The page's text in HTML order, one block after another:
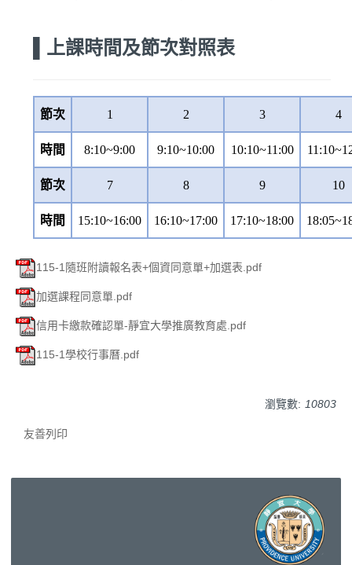
上課時間及節次對照表
節次 1 2 3 4
時間 8:10~9:00 9:10~10:00 10:10~11:00
節次 7 8 9 10
時間 15:10~16:00 16:10~17:00 17:10~18:00
115-1隨班附讀報名表+個資同意單+加選表.pdf
加選課程同意單.pdf
信用卡繳款確認單-靜宜大學推廣教育處.pdf
115-1學校行事曆.pdf
瀏覽數: 10803
友善列印